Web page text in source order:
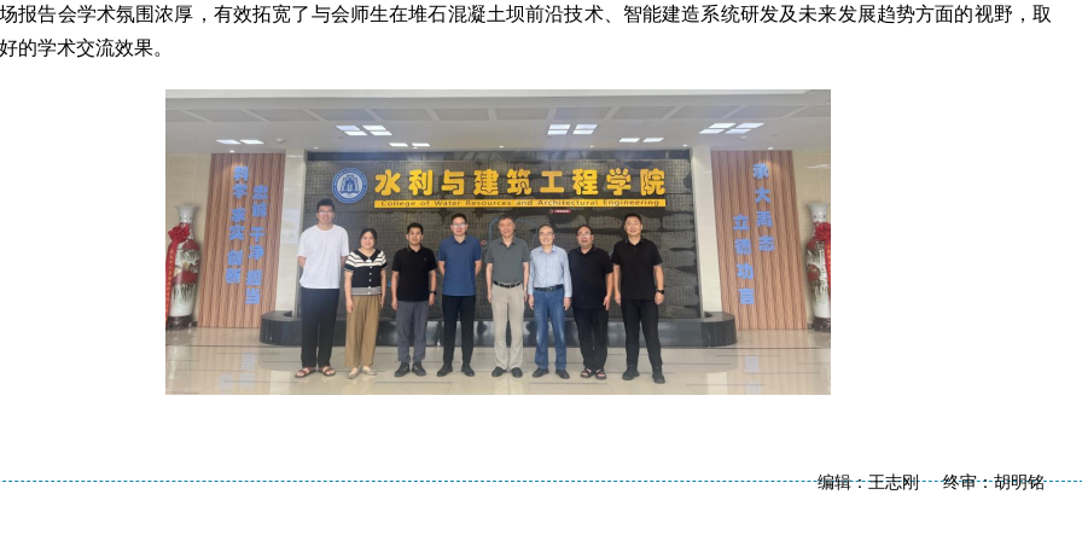
报告会学术氛围浓厚，有效拓宽了与会师生在堆石混凝土坝前沿技术、智能建造系统研发及未来发展趋势方面的视野，取
的学术交流效果。
编辑：王志刚 终审：胡明铭